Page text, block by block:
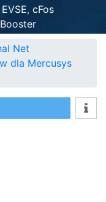
, cFos
Net
dla Mercusys